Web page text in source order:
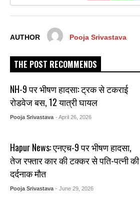
AUTHOR Pooja Srivastava
THE POST RECOMMENDS
NH-9 पर भीषण हादसा: ट्रक से टकराई
रोडवेज बस, 12 यात्री घायल
Pooja Srivastava - April 26, 2026
Hapur News: एनएच-9 पर भीषण हादसा,
तेज रफ्तार कार की टक्कर से पति-पत्नी की
दर्दनाक मौत
Pooja Srivastava - June 29, 2026